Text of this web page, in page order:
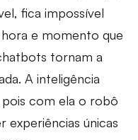
fica impossível
e momento que
tornam a
A inteligência
com ela o robô
experiências únicas